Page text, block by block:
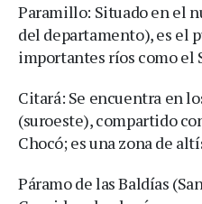
Paramillo: Situado en el
del departamento), es el
importantes ríos como el
Citará: Se encuentra en
(suroeste), compartido
Chocó; es una zona de
Páramo de las Baldías